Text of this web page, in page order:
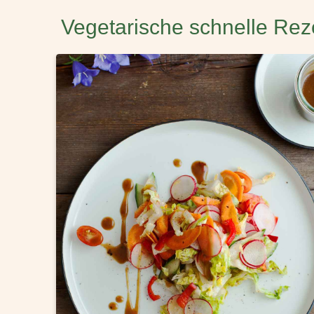
Vegetarische schnelle